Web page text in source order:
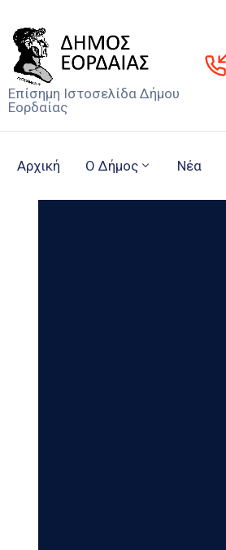
Επίσημη Ιστοσελίδα Δήμου
Εορδαίας
Αρχική Ο Δήμος Νέα